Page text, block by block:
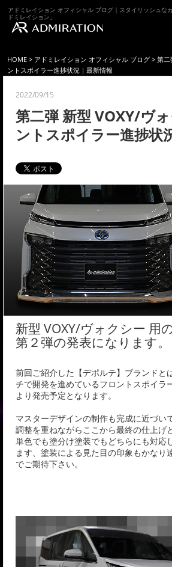
アドミレイション オフィシャル ブログ｜スタイリッシュな
ドミレイション」
HOME > アドミレイション オフィシャル ブログ > 第二
ントスポイラー進捗状況｜最新情報
2022/09/15
第二弾 新型 VOXY/ヴ
ントスポイラー進捗状
新型 VOXY/ヴォクシー 用
第２弾の発表になります。
前回ご紹介した【デポルテ】ブランドと
チで開発を進めているフロントスポイラ
より発売予定となります。
マスターデザインの制作も完成に近づい
調整を重ねながらここから最終の仕上げ
単色でも塗分け塗装でもどちらにも対応
ます、塗装による見た目の印象もかなり
でご期待下さい。